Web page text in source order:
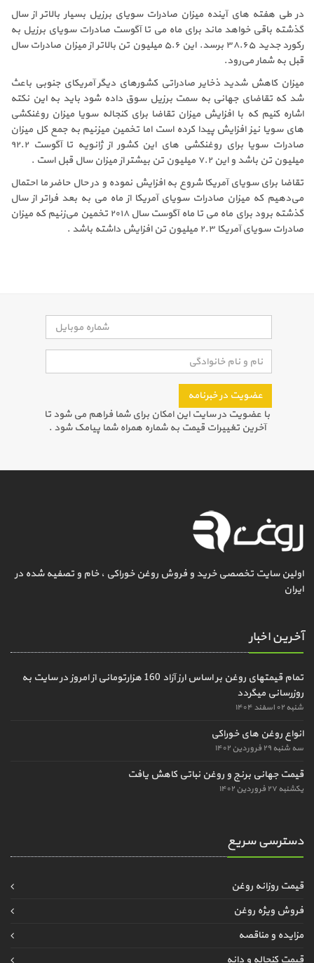
در طی هفته های آینده میزان صادرات سویای برزیل بسیار بالاتر از سال
گذشته باقی خواهد ماند برای ماه می تا آگوست صادرات سویای برزیل به
رکورد جدید ۳۸.۶۵ برسد. این ۵.۶ میلیون تن بالاتر از میزان صادرات سال
قبل به شمار می‌رود.
میزان کاهش شدید ذخایر صادراتی کشورهای دیگر آمریکای جنوبی باعث
شد که تقاضای جهانی به سمت برزیل سوق داده شود باید به این نکته
اشاره کنیم که با افزایش میزان تقاضا برای کنجاله سویا میزان روغنکشی
های سویا نیز افزایش پیدا کرده است اما تخمین میزنیم به جمع کل میزان
صادرات سویا برای روغنکشی های این کشور از ژانویه تا آگوست ۹۲.۲
میلیون تن باشد و این ۷.۲ میلیون تن بیشتر از میزان سال قبل است .
تقاضا برای سویای آمریکا شروع به افزایش نموده و در حال حاضر ما احتمال
می‌دهیم که میزان صادرات سویای آمریکا از ماه می به بعد فراتر از سال
گذشته برود برای ماه می تا ماه آگوست سال ۲۰۱۸ تخمین می‌زنیم که میزان
صادرات سویای آمریکا ۲.۳ میلیون تن افزایش داشته باشد .
عضویت در خبرنامه
با عضویت در سایت این امکان برای شما فراهم می شود تا
آخرین تغییرات قیمت به شماره همراه شما پیامک شود .
اولین سایت تخصصی خرید و فروش روغن خوراکی ، خام و تصفیه شده در
ایران
آخرین اخبار
تمام قیمتهای روغن بر اساس ارز آزاد 160 هزارتومانی از امروز در سایت به
روزرسانی میگردد
شنبه ۰۲ اسفند ۱۴۰۴
انواع روغن های خوراکی
سه شنبه ۲۹ فروردین ۱۴۰۲
قیمت جهانی برنج و روغن نباتی کاهش یافت
یکشنبه ۲۷ فروردین ۱۴۰۲
دسترسی سریع
قیمت روزانه روغن
فروش ویژه روغن
مزایده و مناقصه
قیمت کنجاله و دانه